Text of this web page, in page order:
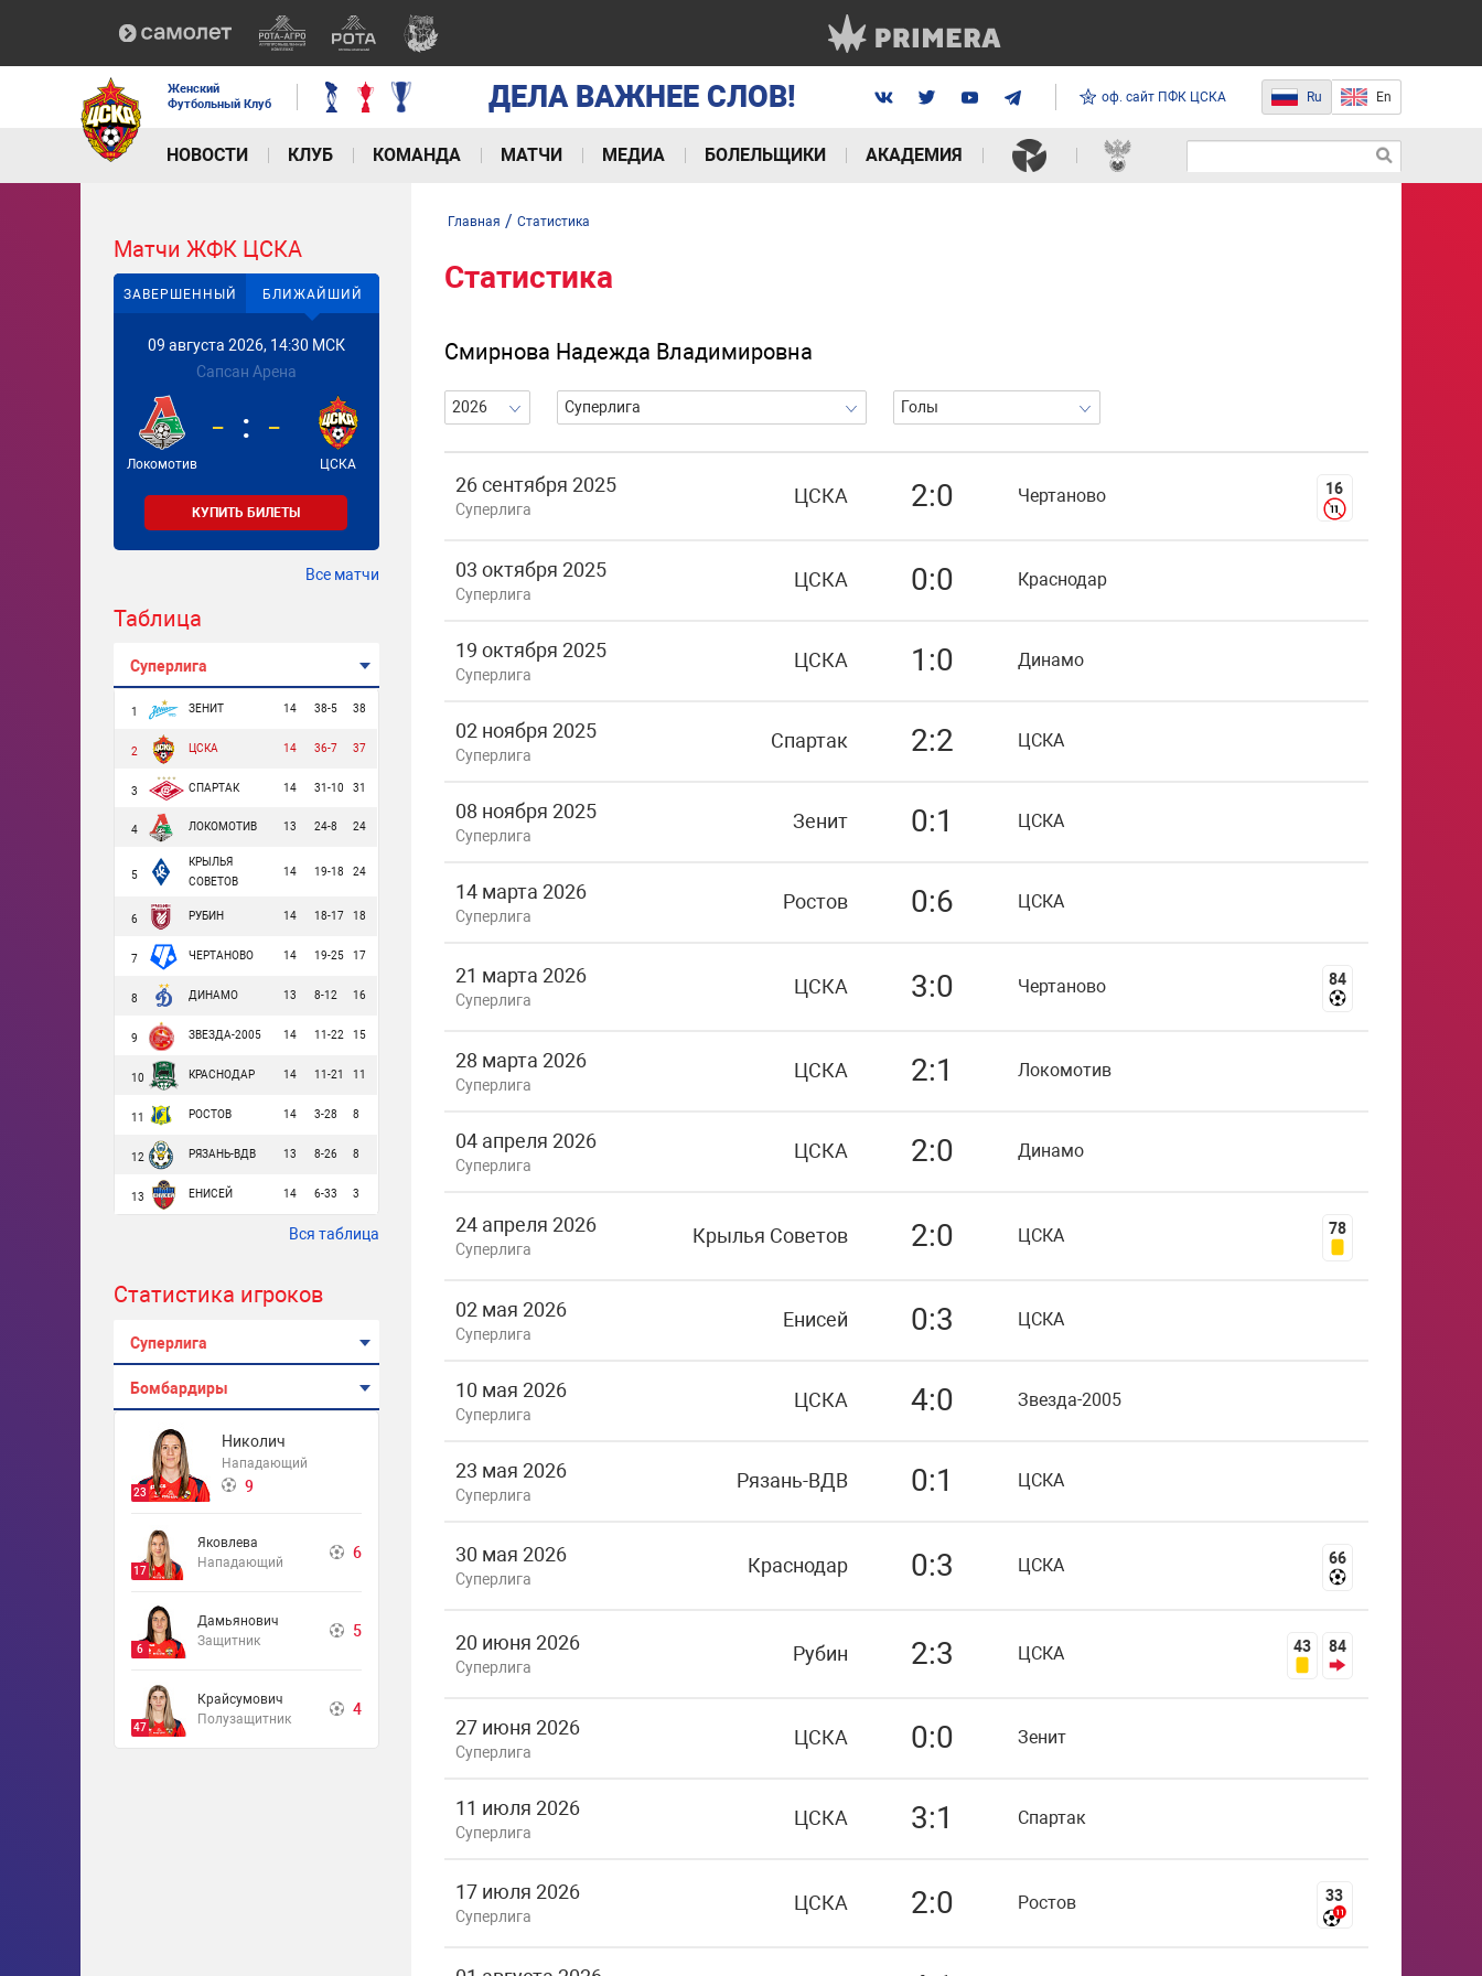
Женский
Футбольный Клуб
ДЕЛА ВАЖНЕЕ СЛОВ! оф. сайт ПФК ЦСКА Ru En
НОВОСТИ КЛУБ КОМАНДА МАТЧИ МЕДИА БОЛЕЛЬЩИКИ АКАДЕМИЯ
Матчи ЖФК ЦСКА
ЗАВЕРШЕННЫЙ БЛИЖАЙШИЙ
09 августа 2026, 14:30 МСК
Сапсан Арена
Локомотив
- -
ЦСКА
КУПИТЬ БИЛЕТЫ
Все матчи
Таблица
Суперлига
1 ЗЕНИТ 14 38-5 38
2 ЦСКА 14 36-7 37
3 СПАРТАК 14 31-10 31
4 ЛОКОМОТИВ 13 24-8 24
5
КРЫЛЬЯ
СОВЕТОВ
14 19-18 24
6 РУБИН 14 18-17 18
7 ЧЕРТАНОВО 14 19-25 17
8 ДИНАМО 13 8-12 16
9 ЗВЕЗДА-2005 14 11-22 15
10 КРАСНОДАР 14 11-21 11
11 РОСТОВ 14 3-28 8
12 РЯЗАНЬ-ВДВ 13 8-26 8
13 ЕНИСЕЙ 14 6-33 3
Вся таблица
Статистика игроков
Суперлига
Бомбардиры
23
Николич
Нападающий
9
17
Яковлева
Нападающий
6
6
Дамьянович
Защитник
5
47
Крайсумович
Полузащитник
4
Главная / Статистика
Статистика
Смирнова Надежда Владимировна
2026 Суперлига Голы
26 сентября 2025
Суперлига
ЦСКА 2:0 Чертаново 16
03 октября 2025
Суперлига
ЦСКА 0:0 Краснодар
19 октября 2025
Суперлига
ЦСКА 1:0 Динамо
02 ноября 2025
Суперлига
Спартак 2:2 ЦСКА
08 ноября 2025
Суперлига
Зенит 0:1 ЦСКА
14 марта 2026
Суперлига
Ростов 0:6 ЦСКА
21 марта 2026
Суперлига
ЦСКА 3:0 Чертаново 84
28 марта 2026
Суперлига
ЦСКА 2:1 Локомотив
04 апреля 2026
Суперлига
ЦСКА 2:0 Динамо
24 апреля 2026
Суперлига
Крылья Советов 2:0 ЦСКА 78
02 мая 2026
Суперлига
Енисей 0:3 ЦСКА
10 мая 2026
Суперлига
ЦСКА 4:0 Звезда-2005
23 мая 2026
Суперлига
Рязань-ВДВ 0:1 ЦСКА
30 мая 2026
Суперлига
Краснодар 0:3 ЦСКА 66
20 июня 2026
Суперлига
Рубин 2:3 ЦСКА 43 84
27 июня 2026
Суперлига
ЦСКА 0:0 Зенит
11 июля 2026
Суперлига
ЦСКА 3:1 Спартак
17 июля 2026
Суперлига
ЦСКА 2:0 Ростов 33